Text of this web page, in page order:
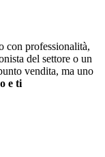
con professionalità,
del settore o un
vendita, ma uno
e ti